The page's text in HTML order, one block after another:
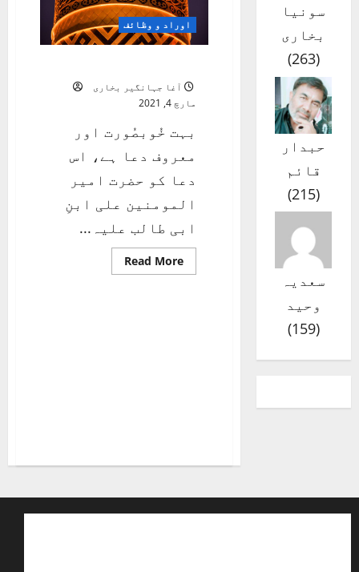
اوراد و وظائف
آغا جہانگیر بخاری
مارچ 4, 2021
بہت خُوبصُورت اور
معروف دعا ہے، اس
دعا کو حضرت امیر
المومنین علی ابنِ
ابی طالب علیہ...
Read More
more
سونیا
بخاری
(
263
)
حبدار
قائم
(
215
)
سعدیہ
وحید
(
159
)